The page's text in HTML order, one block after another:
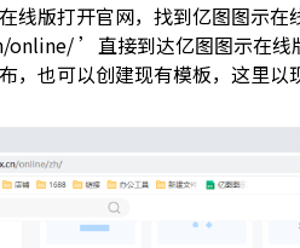
线版打开官网，找到亿图图示
’直接到达亿图图示在
，也可以创建现有模板，这里以